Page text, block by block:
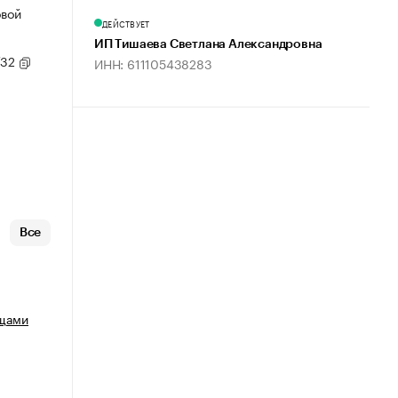
Все
ДЕЙСТВУЕТ
ИП Тишаева Светлана Александровна
ИНН: 611105438283